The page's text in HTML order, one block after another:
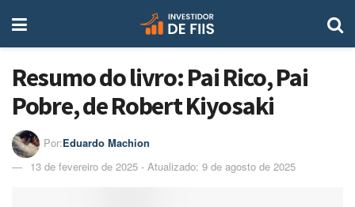
Resumo do livro: Pai Rico, Pai
Pobre, de Robert Kiyosaki​
Por:Eduardo Machion
13 de fevereiro de 2025 - Atualizado: 9 de agosto de 2025